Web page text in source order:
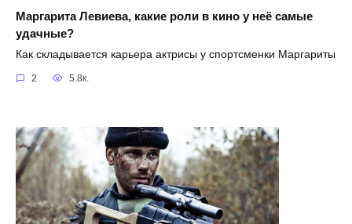
Маргарита Левиева, какие роли в кино у неё самые
удачные?
Как складывается карьера актрисы у спортсменки Маргариты
2 5.8к.